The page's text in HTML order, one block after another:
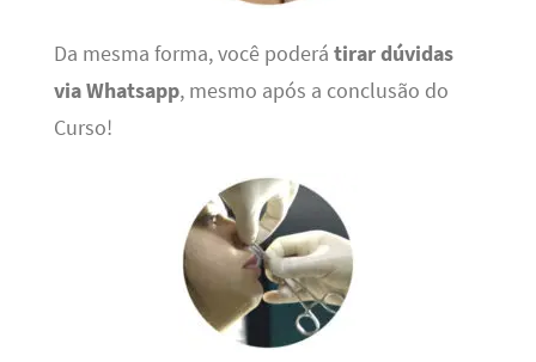
Da mesma forma, você poderá tirar dúvidas
via Whatsapp, mesmo após a conclusão do
Curso!